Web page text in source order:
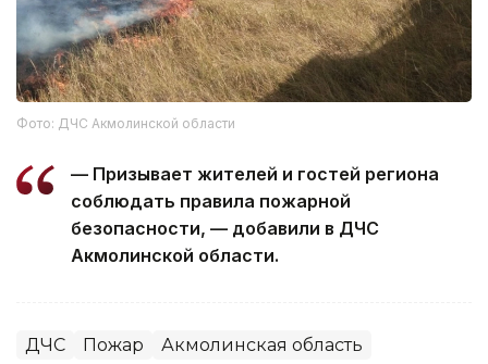
Фото: ДЧС Акмолинской области
— Призывает жителей и гостей региона
соблюдать правила пожарной
безопасности, — добавили в ДЧС
Акмолинской области.
ДЧС Пожар Акмолинская область